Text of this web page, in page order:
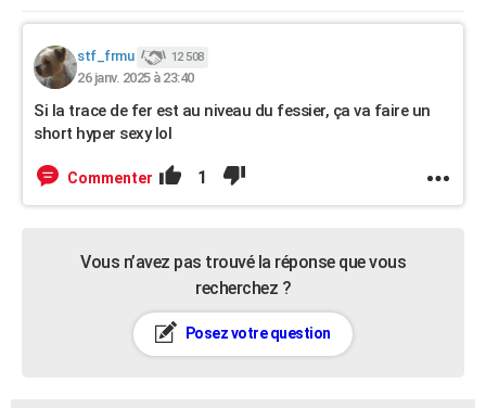
stf_frmu 12 508
26 janv. 2025 à 23:40
Si la trace de fer est au niveau du fessier, ça va faire un
short hyper sexy lol
Commenter 1
Vous n’avez pas trouvé la réponse que vous
recherchez ?
Posez votre question